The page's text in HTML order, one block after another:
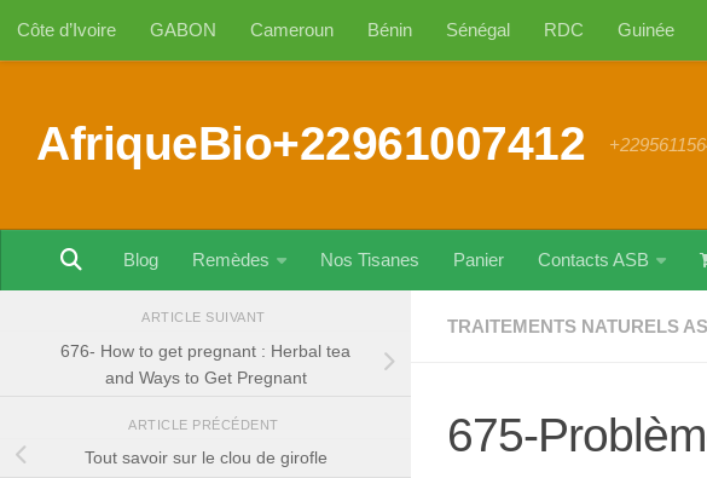
Au dessous du contenu
Côte d’Ivoire GABON Cameroun Bénin Sénégal RDC Guinée
AfriqueBio+22961007412
Blog Remèdes Nos Tisanes Panier Contacts ASB
TRAITEMENTS NATURELS
675-
ARTICLE SUIVANT
676- How to get pregnant : Herbal tea
and Ways to Get Pregnant
ARTICLE PRÉCÉDENT
Tout savoir sur le clou de girofle